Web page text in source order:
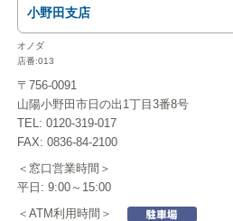
小野田支店
オノダ
店番:013
〒756-0091
山陽小野田市日の出1丁目3番8号
TEL: 0120-319-017
FAX: 0836-84-2100
＜窓口営業時間＞
平日: 9:00～15:00
＜ATM利用時間＞